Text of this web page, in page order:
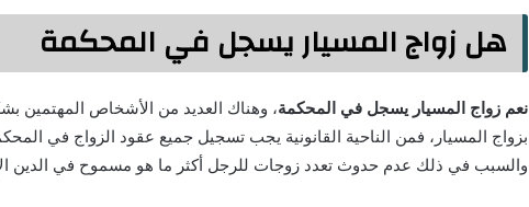
هل زواج المسيار يسجل في المحكمة
نعم زواج المسيار يسجل في المحكمة، وهناك العديد من الأشخاص المهتمين
بزواج المسيار، فمن الناحية القانونية يجب تسجيل جميع عقود الزواج في
والسبب في ذلك عدم حدوث تعدد زوجات للرجل أكثر ما هو مسموح في الدين